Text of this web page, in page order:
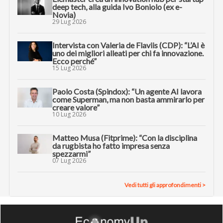
deep tech, alla guida Ivo Boniolo (ex e-
Novia)
29 Lug 2026
Intervista con Valeria de Flaviis (CDP): “L’AI è
uno dei migliori alleati per chi fa innovazione.
Ecco perché”
15 Lug 2026
Paolo Costa (Spindox): “Un agente AI lavora
come Superman, ma non basta ammirarlo per
creare valore”
10 Lug 2026
Matteo Musa (Fitprime): “Con la disciplina
da rugbista ho fatto impresa senza
spezzarmi”
07 Lug 2026
Vedi tutti gli approfondimenti >